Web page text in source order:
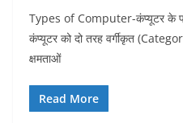
Types of Computer-कंप्यूटर के
कंप्यूटर को दो तरह वर्गीकृत
क्षमताओं
Read More